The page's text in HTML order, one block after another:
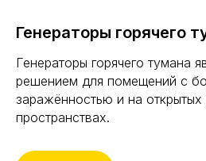
Генераторы горячего
Генераторы горячего тумана
решением для помещений с
заражённостью и на открытых
пространствах.